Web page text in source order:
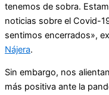
tenemos de sobra.
noticias sobre el Covid-
sentimos encerrados»,
Nájera.
Sin embargo, nos
más positiva ante la